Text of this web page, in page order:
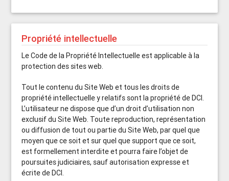
Propriété intellectuelle
Le Code de la Propriété Intellectuelle est applicable à la
protection des sites web.
Tout le contenu du Site Web et tous les droits de
propriété intellectuelle y relatifs sont la propriété de DCI.
L’utilisateur ne dispose que d’un droit d’utilisation non
exclusif du Site Web. Toute reproduction, représentation
ou diffusion de tout ou partie du Site Web, par quel que
moyen que ce soit et sur quel que support que ce soit,
est formellement interdite et pourra faire l’objet de
poursuites judiciaires, sauf autorisation expresse et
écrite de DCI.